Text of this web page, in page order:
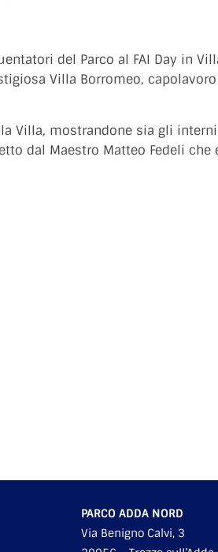
del Parco al FAI Day in
Villa Borromeo,
Villa, mostrandone sia gli
dal Maestro Matteo Fedeli
PARCO ADDA NORD
Via Benigno Calvi, 3